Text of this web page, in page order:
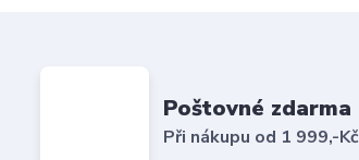
Poštovné zdarma
Při nákupu od 1 999,-Kč